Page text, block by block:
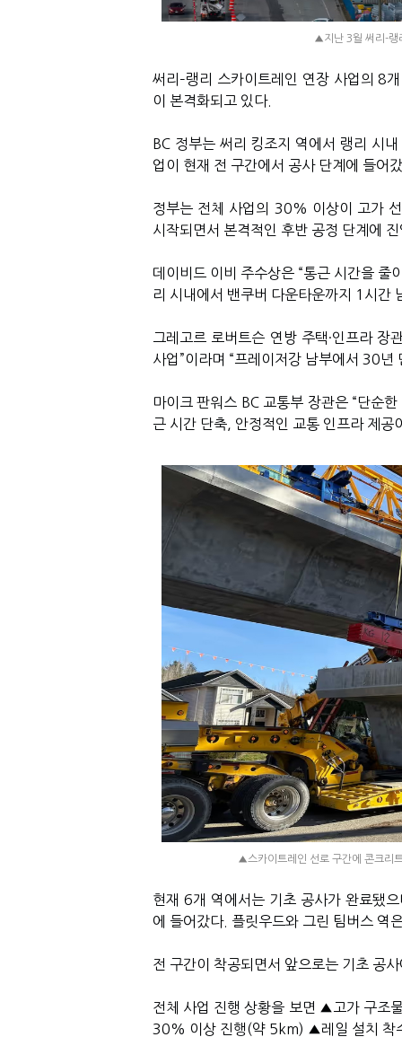
▲지난 3월 써리-
써리–랭리 스카이트레인 연장 사업의 8
이 본격화되고 있다.
BC 정부는 써리 킹조지 역에서 랭리 시
업이 현재 전 구간에서 공사 단계에 들
정부는 전체 사업의 30% 이상이 고가
시작되면서 본격적인 후반 공정 단계에
데이비드 이비 주수상은 “통근 시간을 줄
리 시내에서 밴쿠버 다운타운까지 1시간
그레고르 로버트슨 연방 주택·인프라 장
사업”이라며 “프레이저강 남부에서 30
마이크 판워스 BC 교통부 장관은 “단순
근 시간 단축, 안정적인 교통 인프라 제공
▲스카이트레인 선로 구간에 콘크리
현재 6개 역에서는 기초 공사가 완료됐
에 들어갔다. 플릿우드와 그린 팀버스 역
전 구간이 착공되면서 앞으로는 기초 공
전체 사업 진행 상황을 보면 ▲고가 구
30% 이상 진행(약 5km) ▲레일 설치 착